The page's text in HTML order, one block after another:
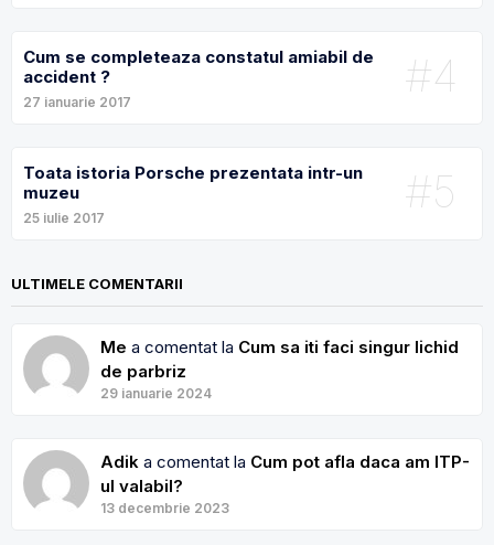
#4
Cum se completeaza constatul amiabil de
accident ?
27 ianuarie 2017
#5
Toata istoria Porsche prezentata intr-un
muzeu
25 iulie 2017
ULTIMELE COMENTARII
Me a comentat la Cum sa iti faci singur lichid
de parbriz
29 ianuarie 2024
Adik a comentat la Cum pot afla daca am ITP-
ul valabil?
13 decembrie 2023